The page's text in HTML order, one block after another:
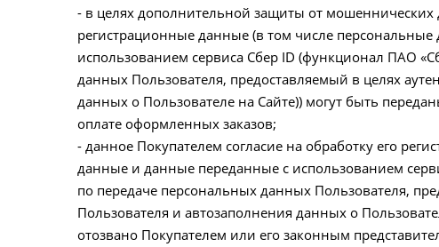
- в целях дополнительной защиты от мошеннических
регистрационные данные (в том числе
использованием сервиса Сбер ID (функционал ПАО
данных Пользователя, предоставляемый в целях
данных о Пользователе на Сайте)) могут быть
оплате оформленных заказов;
- данное Покупателем согласие на обработку его
данные и данные переданные с использованием
по передаче персональных данных Пользователя,
Пользователя и автозаполнения данных о
отозвано Покупателем или его законным